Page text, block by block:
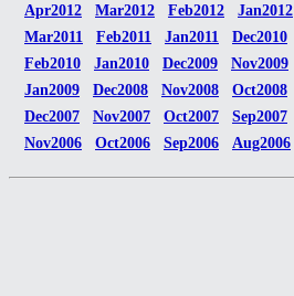
Apr2012
Mar2012 Feb2012 Jan2012
Mar2011
Feb2011 Jan2011 Dec2010
Feb2010
Jan2010 Dec2009 Nov2009
Jan2009
Dec2008 Nov2008 Oct2008
Dec2007
Nov2007 Oct2007 Sep2007
Nov2006
Oct2006 Sep2006 Aug2006